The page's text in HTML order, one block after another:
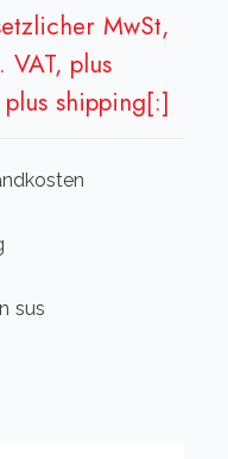
MwSt,
plus
shipping[:]
sus